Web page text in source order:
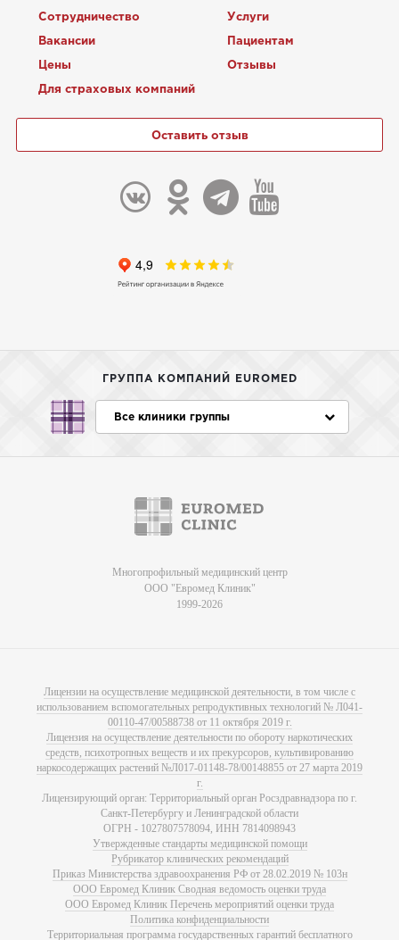
Сотрудничество Услуги
Вакансии Пациентам
Цены Отзывы
Для страховых компаний
Оставить отзыв
ГРУППА КОМПАНИЙ EUROMED
Все клиники группы
Многопрофильный медицинский центр
ООО "Евромед Клиник"
1999-2026
Лицензии на осуществление медицинской деятельности, в том числе с
использованием вспомогательных репродуктивных технологий № Л041-
00110-47/00588738 от 11 октября 2019 г.
Лицензия на осуществление деятельности по обороту наркотических
средств, психотропных веществ и их прекурсоров, культивированию
наркосодержащих растений №Л017-01148-78/00148855 от 27 марта 2019
г.
Лицензирующий орган: Территориальный орган Росздравнадзора по г.
Санкт-Петербургу и Ленинградской области
ОГРН - 1027807578094, ИНН 7814098943
Утвержденные стандарты медицинской помощи
Рубрикатор клинических рекомендаций
Приказ Министерства здравоохранения РФ от 28.02.2019 № 103н
ООО Евромед Клиник Сводная ведомость оценки труда
ООО Евромед Клиник Перечень мероприятий оценки труда
Политика конфиденциальности
Территориальная программа государственных гарантий бесплатного